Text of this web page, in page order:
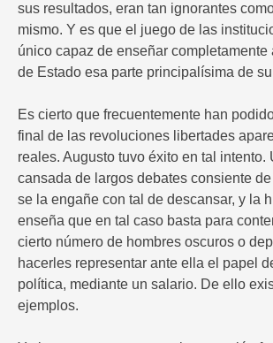
sus resultados, eran tan ignorantes
mismo. Y es que el juego de las
único capaz de enseñar completamente
de Estado esa parte principalísima de
Es cierto que frecuentemente han
final de las revoluciones libertades
reales. Augusto tuvo éxito en tal intento.
cansada de largos debates consiente
se la engañe con tal de descansar, y la
enseña que en tal caso basta para
cierto número de hombres oscuros o
hacerles representar ante ella el papel
política, mediante un salario. De ello
ejemplos.